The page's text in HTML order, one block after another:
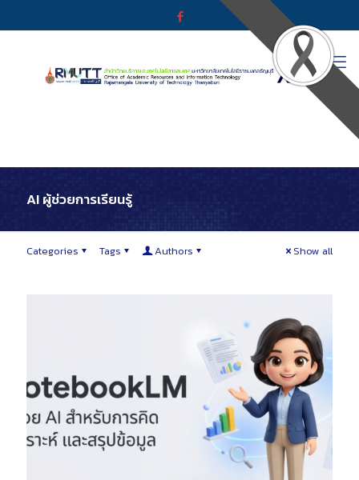
AI ผู้ช่วยการเรียนรู้
Categories Tags Authors Show all